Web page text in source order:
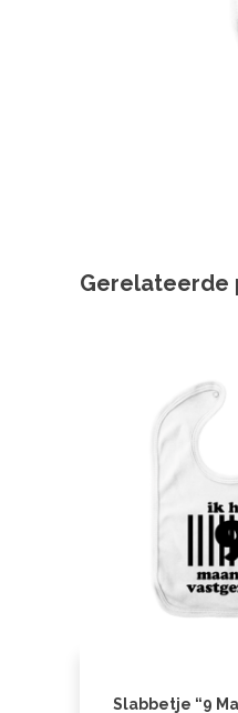
Gerelateerde
Slabbetje “9